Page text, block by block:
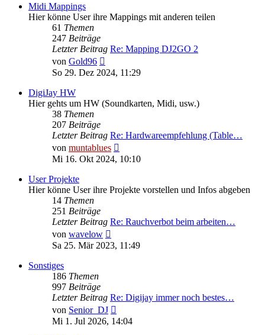
Midi Mappings
Hier könne User ihre Mappings mit anderen teilen
61 Themen
247 Beiträge
Letzter Beitrag Re: Mapping DJ2GO 2
von Gold96
Beitrag
So 29. Dez 2024, 11:29
DigiJay HW
Hier gehts um HW (Soundkarten, Midi, usw.)
38 Themen
207 Beiträge
Letzter Beitrag Re: Hardwareempfehlung (Table…
von muntablues
Beitrag
Mi 16. Okt 2024, 10:10
User Projekte
Hier könne User ihre Projekte vorstellen und Infos abgeben
14 Themen
251 Beiträge
Letzter Beitrag Re: Rauchverbot beim arbeiten…
von wavelow
Beitrag
Sa 25. Mär 2023, 11:49
Sonstiges
186 Themen
997 Beiträge
Letzter Beitrag Re: Digijay immer noch bestes…
von Senior_DJ
Beitrag
Mi 1. Jul 2026, 14:04